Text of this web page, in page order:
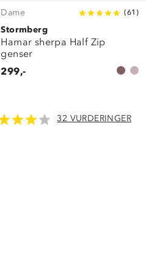
Dame (61 )
Stormberg
Hamar sherpa Half Zip
genser
299,-
32 VURDERINGER